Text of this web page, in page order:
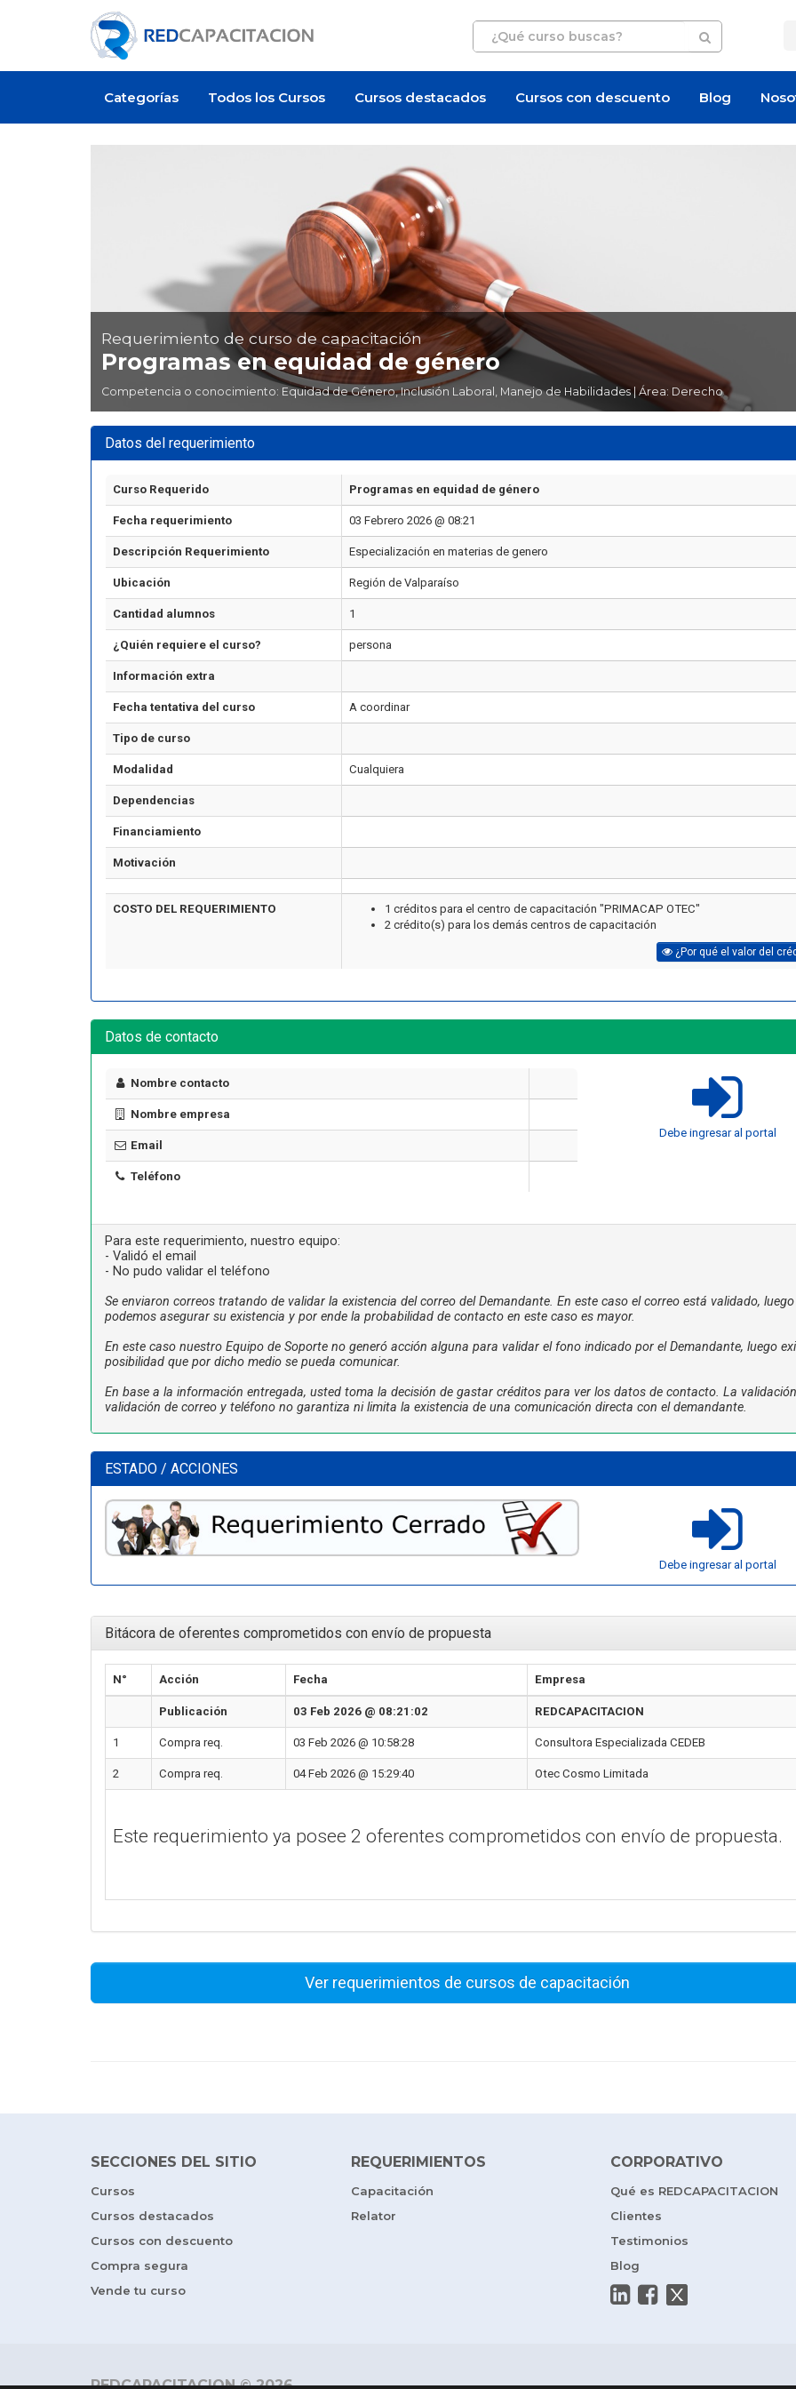
Categorías Todos los Cursos Cursos destacados Cursos con descuento Blog
Requerimiento de curso de capacitación
Programas en equidad de género
Competencia o conocimiento: Equidad de Género, Inclusión Laboral, Manejo de Habilidades | Área: Derecho
Datos del requerimiento
Curso Requerido Programas en equidad de género
Fecha requerimiento 03 Febrero 2026 @ 08:21
Descripción Requerimiento Especialización en materias de genero
Ubicación Región de Valparaíso
Cantidad alumnos 1
¿Quién requiere el curso? persona
Información extra
Fecha tentativa del curso A coordinar
Tipo de curso
Modalidad Cualquiera
Dependencias
Financiamiento
Motivación
COSTO DEL REQUERIMIENTO
1 créditos para el centro de capacitación "PRIMACAP OTEC"
2 crédito(s) para los demás centros de capacitación
¿Por qué el valor del
Datos de contacto
Nombre contacto
Nombre empresa
Email
Teléfono
Debe ingresar al portal
Para este requerimiento, nuestro equipo:
- Validó el email
- No pudo validar el teléfono
Se enviaron correos tratando de validar la existencia del correo del Demandante. En este caso el correo está validado, luego
podemos asegurar su existencia y por ende la probabilidad de contacto en este caso es mayor.
En este caso nuestro Equipo de Soporte no generó acción alguna para validar el fono indicado por el Demandante, luego
posibilidad que por dicho medio se pueda comunicar.
En base a la información entregada, usted toma la decisión de gastar créditos para ver los datos de contacto. La
validación de correo y teléfono no garantiza ni limita la existencia de una comunicación directa con el demandante.
ESTADO / ACCIONES
Debe ingresar al portal
Bitácora de oferentes comprometidos con envío de propuesta
N° Acción Fecha Empresa
Publicación 03 Feb 2026 @ 08:21:02 REDCAPACITACION
1 Compra req. 03 Feb 2026 @ 10:58:28 Consultora Especializada CEDEB
2 Compra req. 04 Feb 2026 @ 15:29:40 Otec Cosmo Limitada
Este requerimiento ya posee 2 oferentes comprometidos con envío de propuesta.
Ver requerimientos de cursos de capacitación
Cómo Formar una Brigada de
¿Cuánto cuesta certificarse en
en 2026? El precio real de los
¿Cuánto cuesta un
manejo de
SECCIONES DEL SITIO
Cursos
Cursos destacados
Cursos con descuento
Compra segura
Vende tu curso
REQUERIMIENTOS
Capacitación
Relator
CORPORATIVO
Qué es REDCAPACITACION
Clientes
Testimonios
Blog
REDCAPACITACION © 2026